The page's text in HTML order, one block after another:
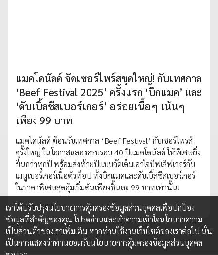
แมคโดนัลด์ จัดเซอร์ไพร์สชุดใหญ่! กับเทศกาล
‘Beef Festival 2025’ ครั้งแรก ‘บิกแมค’ และ
‘ดับเบิ้ลชีสเบอร์เกอร์’ อร่อยเนื้อๆ เน้นๆ
เพียง 99 บาท
แมคโดนัลด์ ต้อนรับเทศกาล ‘Beef Festival’ กับเซอร์ไพรส์
ครั้งใหญ่ ในโอกาสฉลองครบรอบ 40 ปีแมคโดนัลด์ ให้พิเศษยิ่ง
ขึ้นกว่าทุกปี พร้อมส่งท้ายปีแบบจัดเต็มเอาใจบีฟเลิฟเวอร์กับ
เมนูเบอร์เกอร์เนื้อตัวท็อป ทั้งบิกแมคและดับเบิ้ลชีสเบอร์เกอร์
ในราคาพิเศษสุดคุ้มเริ่มต้นเพียงชิ้นละ 99 บาทเท่านั้น!
25 พ.ย. 2025
เราได้ปรับปรุงนโยบายการคุ้มครองข้อมูลส่วนบุคคลเพื่อปกป้อง
ข้อมูลที่สำคัญของคุณ โปรดอ่านและทำความเข้าใจนโยบายความ
เป็นส่วนตัวของเราเพิ่มเติม หากท่านใช้งานเว็บไซต์ของเราต่อไป นั่น
เป็นการแสดงว่าท่านยอมรับนโยบายการคุ้มครองข้อมูลส่วนบุคคล